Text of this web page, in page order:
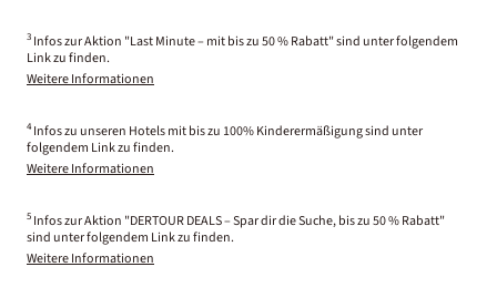
3 Infos zur Aktion "Last Minute – mit bis zu 50 % Rabatt" sind unter folgendem
Link zu finden.
Weitere Informationen
4 Infos zu unseren Hotels mit bis zu 100% Kinderermäßigung sind unter
folgendem Link zu finden.
Weitere Informationen
5 Infos zur Aktion "DERTOUR DEALS – Spar dir die Suche, bis zu 50 % Rabatt"
sind unter folgendem Link zu finden.
Weitere Informationen